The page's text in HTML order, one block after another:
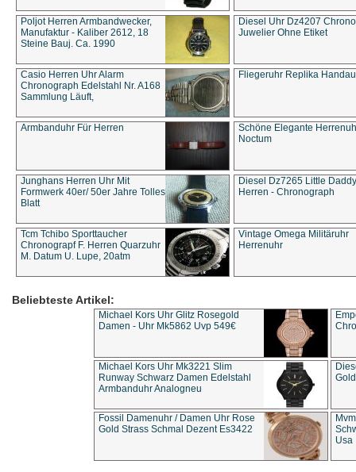
Poljot Herren Armbandwecker,
Manufaktur - Kaliber 2612, 18
Steine Bauj. Ca. 1990
Diesel Uhr Dz4207
Juwelier Ohne Etiket
Casio Herren Uhr Alarm
Chronograph Edelstahl Nr. A168
Sammlung Läuft,
Fliegeruhr Replika
Armbanduhr Für Herren
Schöne Elegante
Noctum
Junghans Herren Uhr Mit
Formwerk 40er/ 50er Jahre Tolles
Blatt
Diesel Dz7265 Little Daddy
Herren - Chronograph
Tcm Tchibo Sporttaucher
Chronograpf F. Herren Quarzuhr
M. Datum U. Lupe, 20atm
Vintage Omega Militäruhr
Herrenuhr
Beliebteste Artikel:
Michael Kors Uhr Glitz Rosegold
Damen - Uhr Mk5862 Uvp 549€
Michael Kors Uhr Mk3221 Slim
Runway Schwarz Damen Edelstahl
Armbanduhr Analogneu
Fossil Damenuhr / Damen Uhr Rose
Gold Strass Schmal Dezent Es3422
Usa